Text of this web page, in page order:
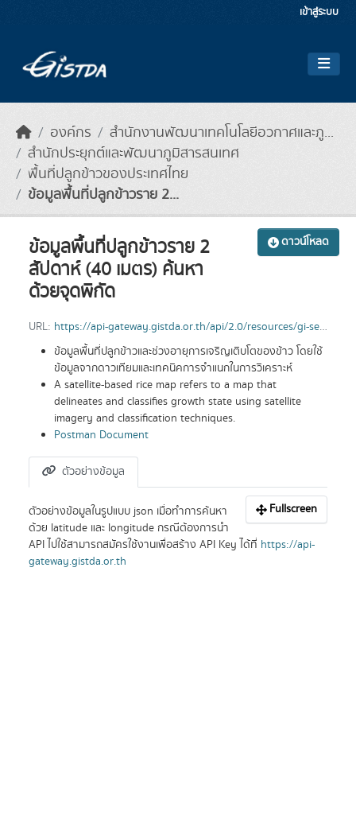
เข้าสู่ระบบ
องค์กร
สำนักงานพัฒนาเทคโนโลยีอวกาศและภู...
สำนักประยุกต์และพัฒนาภูมิสารสนเทศ
พื้นที่ปลูกข้าวของประเทศไทย
ข้อมูลพื้นที่ปลูกข้าวราย 2...
ดาวน์โหลด
ข้อมูลพื้นที่ปลูกข้าวราย 2
สัปดาห์ (40 เมตร) ค้นหา
ด้วยจุดพิกัด
URL: https://api-gateway.gistda.or.th/api/2.0/resources/gi-service/v2.2/agriculture/rice-weekly-40m?lat=14.129957&lon=100.259461&api_key=CoxyRDixPBGCMuEkriUXZqlBlUMTZK6klJ8WKgalsLuQ74fTNJsFZUQXLVBPuk9o
ข้อมูลพื้นที่ปลูกข้าวและช่วงอายุการเจริญเติบโตของข้าว โดยใช้
ข้อมูลจากดาวเทียมและเทคนิคการจำแนกในการวิเคราะห์
A satellite-based rice map refers to a map that
delineates and classifies growth state using satellite
imagery and classification techniques.
Postman Document
ตัวอย่างข้อมูล
Fullscreen
ตัวอย่างข้อมูลในรูปแบบ json เมื่อทำการค้นหา
ด้วย latitude และ longitude กรณีต้องการนำ
API ไปใช้สามารถสมัครใช้งานเพื่อสร้าง API Key ได้ที่ https://api-
gateway.gistda.or.th